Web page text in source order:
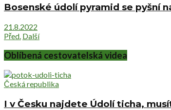
Bosenské údolí pyramid se pyšní
21.8.2022
Před. Další
Oblíbená cestovatelská videa
Česká republika
I v Česku najdete Údolí ticha,